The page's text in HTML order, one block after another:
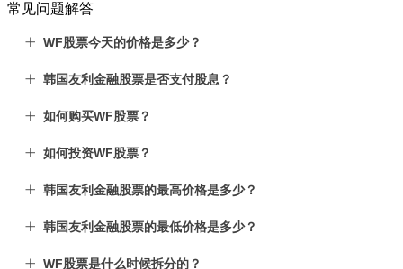
常见问题解答
WF股票今天的价格是多少？
韩国友利金融股票是否支付股息？
如何购买WF股票？
如何投资WF股票？
韩国友利金融股票的最高价格是多少？
韩国友利金融股票的最低价格是多少？
WF股票是什么时候拆分的？